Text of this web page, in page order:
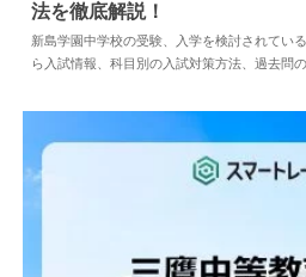
中学情報
法を徹底解説！
新島学園中学校の受験、入学を検討されてい
ら入試情報、科目別の入試対策方法、過去問